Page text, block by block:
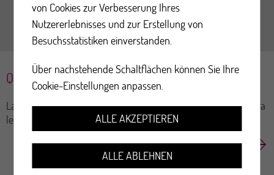
Que se passera-t-il lors de la mammographie ?
La technicienne en radiologie médicale (TRM) vous demandera
le questionnaire de santé complété. Si vous l'avez...
von Cookies zur Verbesserung Ihres
Nutzererlebnisses und zur Erstellung von
Besuchsstatistiken einverstanden.
Über nachstehende Schaltflächen können Sie Ihre
Cookie-Einstellungen anpassen.
ALLE AKZEPTIEREN
ALLE ABLEHNEN